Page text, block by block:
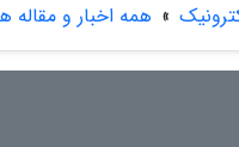
» همه اخبار و مقاله